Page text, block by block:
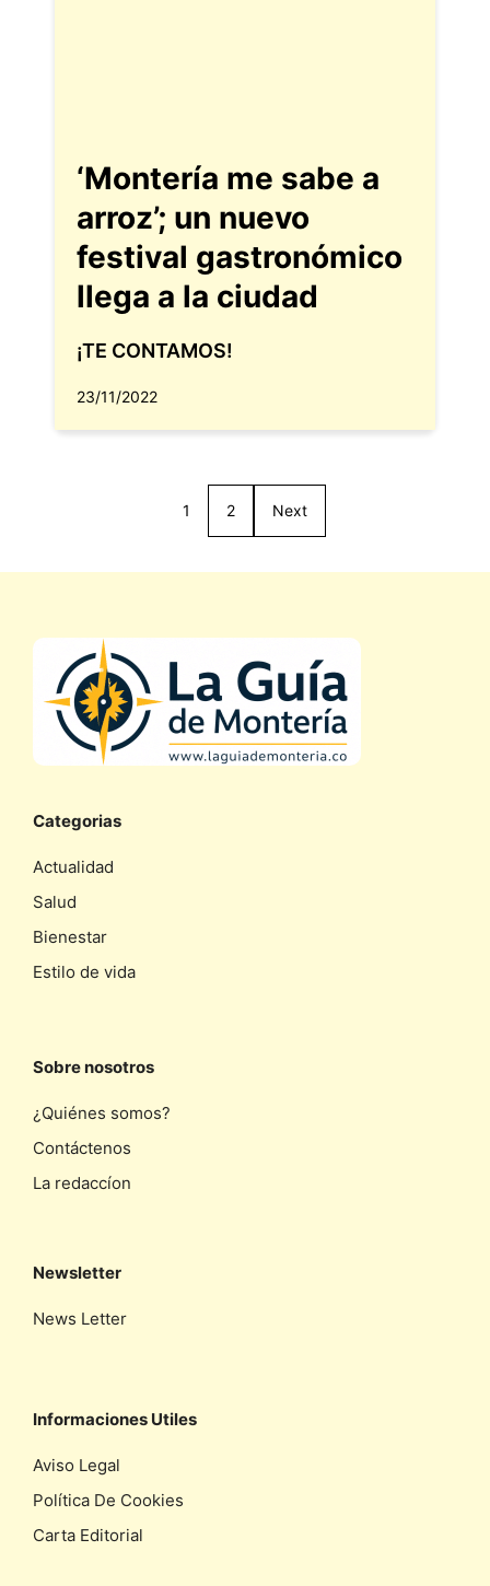
‘Montería me sabe a
arroz’; un nuevo
festival gastronómico
llega a la ciudad
¡TE CONTAMOS!
23/11/2022
1 2 Next
Categorias
Actualidad
Salud
Bienestar
Estilo de vida
Sobre nosotros
¿Quiénes somos?
Contáctenos
La redaccíon
Newsletter
News Letter
Informaciones Utiles
Aviso Legal
Política De Cookies
Carta Editorial